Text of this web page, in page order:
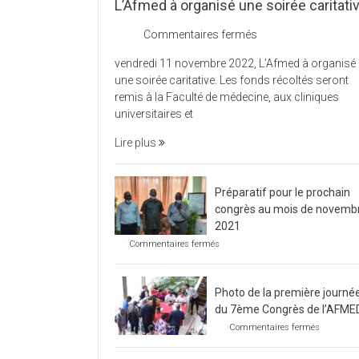
L’Afmed à organisé une soirée
Commentaires fermés
à
organisé
une
vendredi 11 novembre 2022, L’Afmed à organisé
une soirée caritative. Les fonds récoltés seront
remis à la Faculté de médecine, aux cliniques
universitaires et
Lire plus
Préparatif pour le prochain
congrès au mois de
2021
Commentaires fermés
prochain
congrès
mois
de
Photo de la première
du 7ème Congrès de
Commentaires fermés